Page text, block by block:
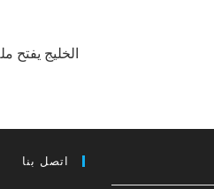
الخليج يفتح
اتصل بنا